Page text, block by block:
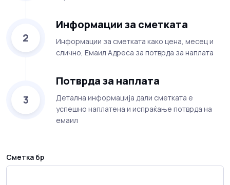
2
Информации за сметката
Информации за сметката како цена, месец и
слично, Емаил Адреса за потврда за наплата
3
Потврда за наплата
Детална информација дали сметката е
успешно наплатена и испраќање потврда на
емаил
Сметка бр